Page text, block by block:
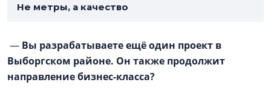
Не метры, а качество
— Вы разрабатываете ещё один проект в
Выборгском районе. Он также продолжит
направление бизнес-класса?